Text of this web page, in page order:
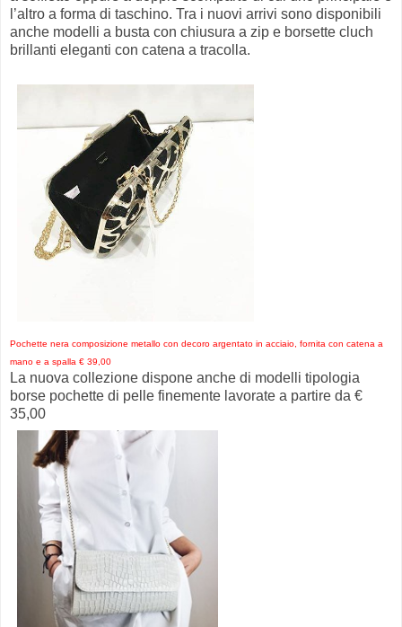
l’altro a forma di taschino. Tra i nuovi arrivi sono disponibili
anche modelli a busta con chiusura a zip e borsette cluch
brillanti eleganti con catena a tracolla.
Pochette nera composizione metallo con decoro argentato in acciaio, fornita con catena a
mano e a spalla € 39,00
La nuova collezione dispone anche di modelli tipologia
borse pochette di pelle finemente lavorate a partire da €
35,00